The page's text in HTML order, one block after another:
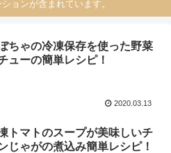
ョンが含まれています。
ちゃの冷凍保存を使った野菜
ューの簡単レシピ！
2020.03.13
トマトのスープが美味しいチ
じゃがの煮込み簡単レシピ！